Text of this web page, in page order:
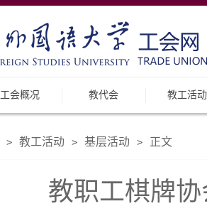
工会概况 教代会 教工活动
> 教工活动 > 基层活动 > 正文
教职工棋牌